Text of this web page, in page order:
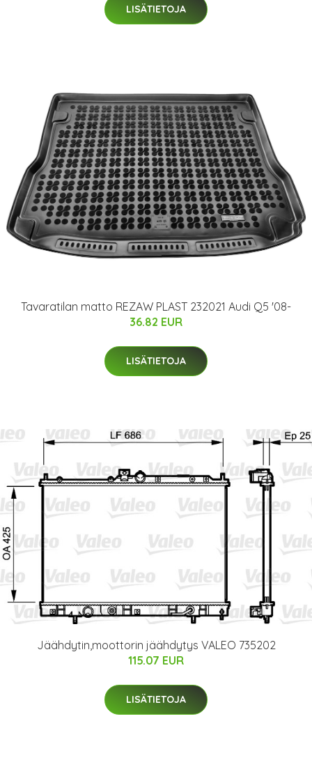
LISÄTIETOJA
Tavaratilan matto REZAW PLAST 232021 Audi Q5 '08-
36.82 EUR
LISÄTIETOJA
Jäähdytin,moottorin jäähdytys VALEO 735202
115.07 EUR
LISÄTIETOJA